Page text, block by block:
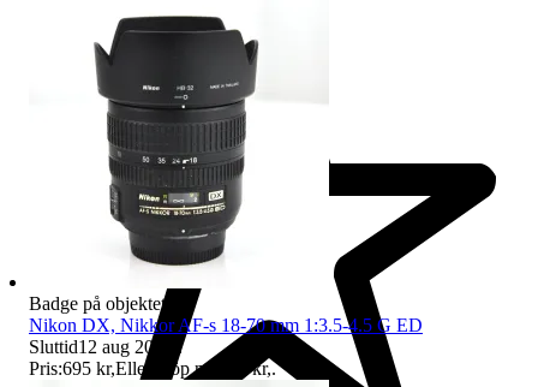
Badge på objektet:
Nikon DX, Nikkor AF-s 18-70 mm 1:3.5-4.5 G ED
Sluttid12 aug 20:05
.
Pris:695 kr,Eller Köp nu 795 kr,.